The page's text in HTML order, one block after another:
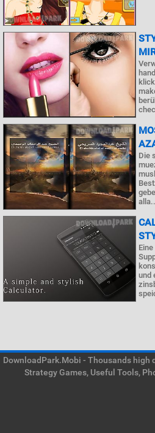
Die
alla..
und
DownloadPark.Mobi - Thousands high
Strategy Games, Useful Tools,